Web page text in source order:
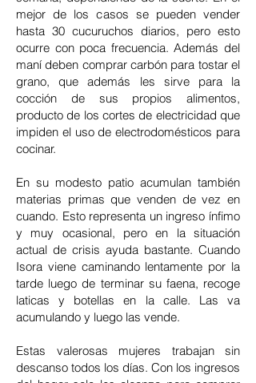
mejor de los casos se pueden vender
hasta 30 cucuruchos diarios, pero esto
ocurre con poca frecuencia. Además del
maní deben comprar carbón para tostar el
grano, que además les sirve para la
cocción de sus propios alimentos,
producto de los cortes de electricidad que
impiden el uso de electrodomésticos para
cocinar.
En su modesto patio acumulan también
materias primas que venden de vez en
cuando. Esto representa un ingreso ínfimo
y muy ocasional, pero en la situación
actual de crisis ayuda bastante. Cuando
Isora viene caminando lentamente por la
tarde luego de terminar su faena, recoge
laticas y botellas en la calle. Las va
acumulando y luego las vende.
Estas valerosas mujeres trabajan sin
descanso todos los días. Con los ingresos